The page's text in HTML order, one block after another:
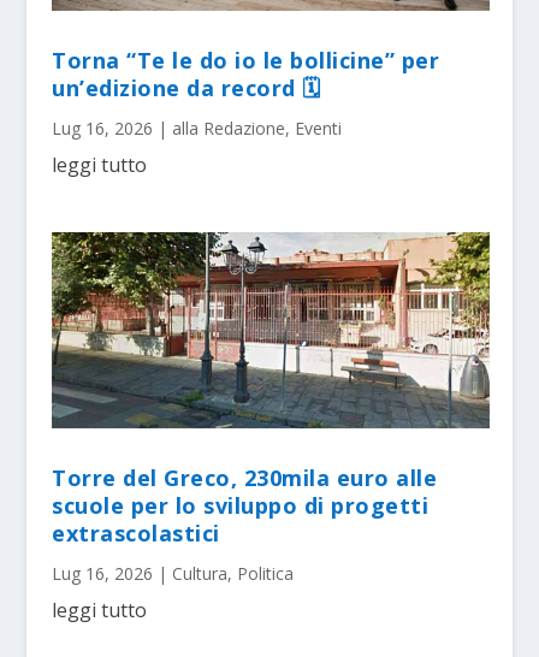
Torna “Te le do io le bollicine” per
un’edizione da record 🗓
Lug 16, 2026 | alla Redazione, Eventi
leggi tutto
Torre del Greco, 230mila euro alle
scuole per lo sviluppo di progetti
extrascolastici
Lug 16, 2026 | Cultura, Politica
leggi tutto